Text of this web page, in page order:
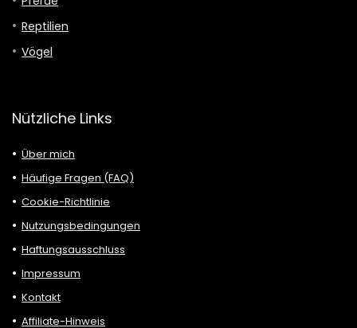
Reptilien
Vögel
Nützliche Links
Über mich
Häufige Fragen (FAQ)
Cookie-Richtlinie
Nutzungsbedingungen
Haftungsausschluss
Impressum
Kontakt
Affiliate-Hinweis